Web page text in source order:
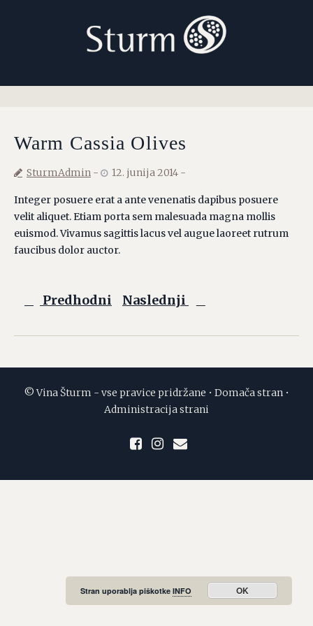
Warm Cassia Olives
SturmAdmin 12. junija 2014
Integer posuere erat a ante venenatis dapibus posuere
velit aliquet. Etiam porta sem malesuada magna mollis
euismod. Vivamus sagittis lacus vel augue laoreet rutrum
faucibus dolor auctor.
Predhodni Naslednji
© Vina Šturm - vse pravice pridržane • Domača stran •
Administracija strani
Stran uporablja piškotke INFO OK